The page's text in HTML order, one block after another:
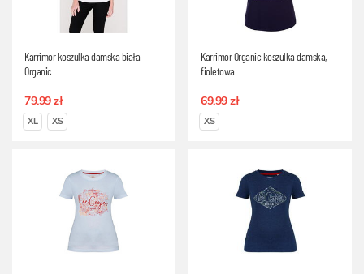
Karrimor koszulka damska biała
Organic
79.99 zł
XL XS
Karrimor Organic koszulka damska,
fioletowa
69.99 zł
XS